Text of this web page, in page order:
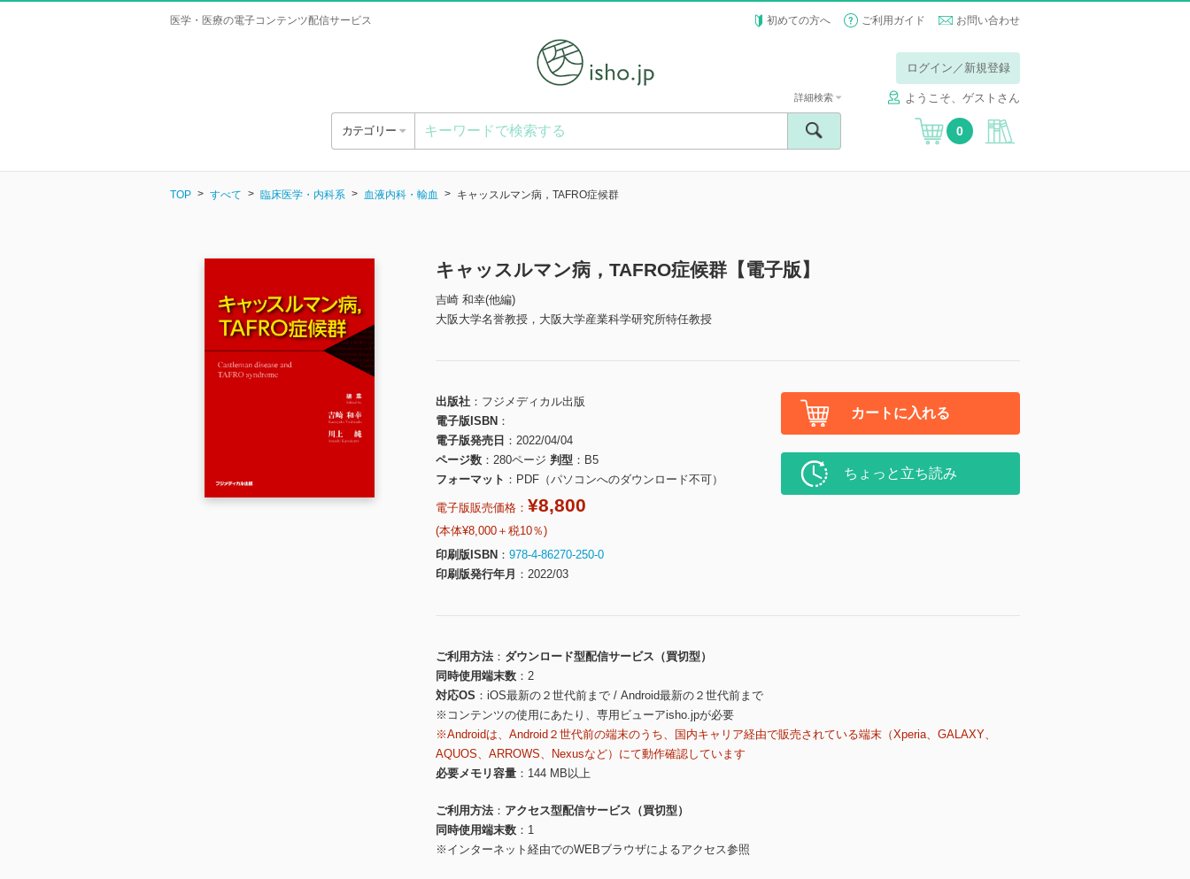
医学・医療の電子コンテンツ配信サービス 初めての方へ ご利用ガイド お問い合わせ
ログイン／新規登録
ようこそ、ゲストさん
カテゴリー
詳細検索
0
TOP すべて 臨床医学・内科系 血液内科・輸血 キャッスルマン病，TAFRO症候群
キャッスルマン病，TAFRO症候群【電子版】
吉崎 和幸(他編)
大阪大学名誉教授，大阪大学産業科学研究所特任教授
出版社
フジメディカル出版
電子版ISBN
電子版発売日
2022/04/04
ページ数
280ページ 判型
B5
フォーマット
PDF（パソコンへのダウンロード不可）
電子版販売価格： ¥8,800
(本体¥8,000＋税10％)
印刷版ISBN
978-4-86270-250-0
印刷版発行年月
2022/03
カートに入れる
ちょっと立ち読み
ご利用方法
ダウンロード型配信サービス（買切型）
同時使用端末数
2
対応OS
iOS最新の２世代前まで / Android最新の２世代前まで
※コンテンツの使用にあたり、専用ビューアisho.jpが必要
※Androidは、Android２世代前の端末のうち、国内キャリア経由で販売されている端末（Xperia、GALAXY、
AQUOS、ARROWS、Nexusなど）にて動作確認しています
必要メモリ容量
144 MB以上
ご利用方法
アクセス型配信サービス（買切型）
同時使用端末数
1
※インターネット経由でのWEBブラウザによるアクセス参照